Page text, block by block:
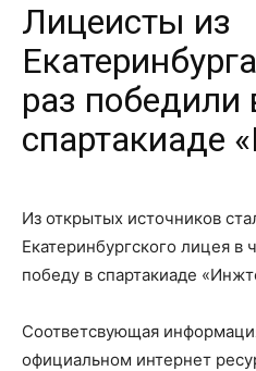
Лицеисты из
раз победили
спартакиаде
Из открытых источников
Екатеринбургского лицея в
победу в спартакиаде
Соответсвующая
официальном интернет